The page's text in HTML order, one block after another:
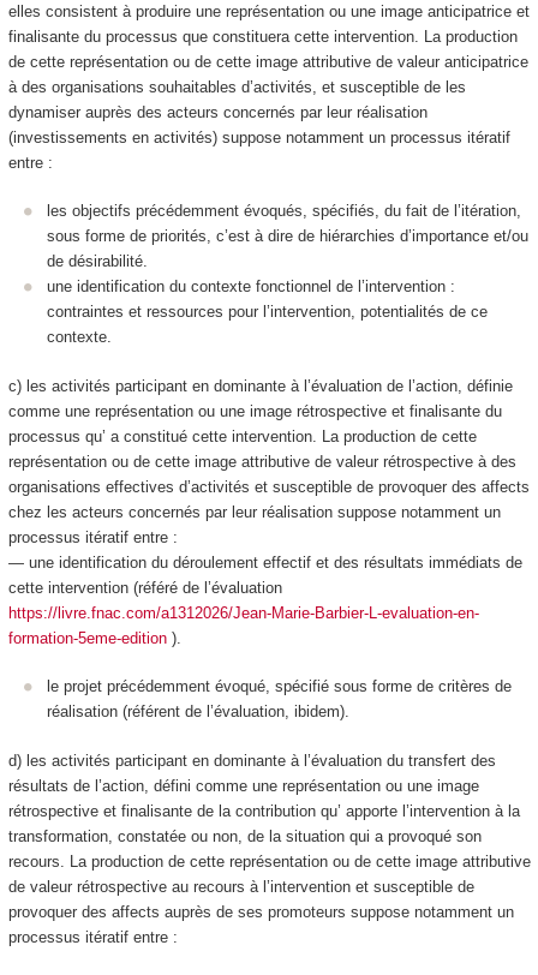
elles consistent à produire une représentation ou une image anticipatrice et
finalisante du processus que constituera cette intervention. La production
de cette représentation ou de cette image attributive de valeur anticipatrice
à des organisations souhaitables d’activités , et susceptible de les
dynamiser auprès des acteurs concernés par leur réalisation
(investissements en activités)suppose notamment un processus itératif
entre :
les objectifs précédemment évoqués, spécifiés, du fait de l’itération,
sous forme de priorités, c’est à dire de hiérarchies d’importance et/ou
de désirabilité.
une identification du contexte fonctionnel de l’intervention :
contraintes et ressources pour l’intervention, potentialités de ce
contexte.
c) les activités participant en dominante à l’évaluation de l’action, définie
comme une représentation ou une image rétrospective et finalisante du
processus qu’ a constitué cette intervention. La production de cette
représentation ou de cette image attributive de valeur rétrospective à des
organisations effectives d’activités et susceptible de provoquer des affects
chez les acteurs concernés par leur réalisation suppose notamment un
processus itératif entre :
— une identification du déroulement effectif et des résultats immédiats de
cette intervention (référé de l’évaluation
https://livre.fnac.com/a1312026/Jean-Marie-Barbier-L-evaluation-en-
formation-5eme-edition).
le projet précédemment évoqué, spécifié sous forme de critères de
réalisation (référent de l’évaluation, ibidem).
d) les activités participant en dominante à l’évaluation du transfert des
résultats de l’action, défini comme une représentation ou une image
rétrospective et finalisante de la contribution qu’ apporte l’intervention à la
transformation, constatée ou non, de la situation qui a provoqué son
recours . La production de cette représentation ou de cette image attributive
de valeur rétrospective au recours à l’intervention et susceptible de
provoquer des affects auprès de ses promoteurs suppose notamment un
processus itératif entre :